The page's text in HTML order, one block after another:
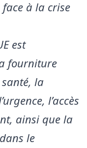
à la crise
est
fourniture
la
l’accès
ainsi que la
le